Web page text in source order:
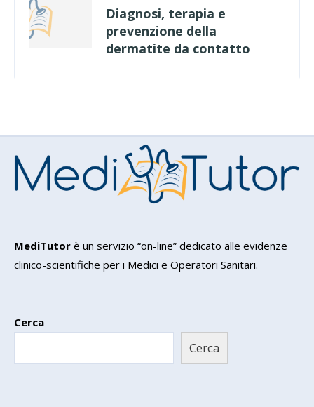
Diagnosi, terapia e
prevenzione della
dermatite da contatto
MediTutor è un servizio “on-line” dedicato alle evidenze
clinico-scientifiche per i Medici e Operatori Sanitari.
Cerca
Cerca